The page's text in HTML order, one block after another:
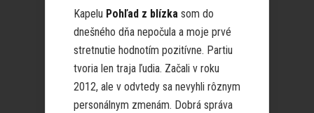
Kapelu Pohľad z blízka som do
dnešného dňa nepočula a moje prvé
stretnutie hodnotím pozitívne. Partiu
tvoria len traja ľudia. Začali v roku
2012, ale v odvtedy sa nevyhli rôznym
personálnym zmenám. Dobrá správa